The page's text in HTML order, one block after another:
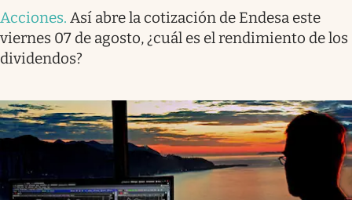
Acciones. Así abre la cotización de Endesa este
viernes 07 de agosto, ¿cuál es el rendimiento de los
dividendos?